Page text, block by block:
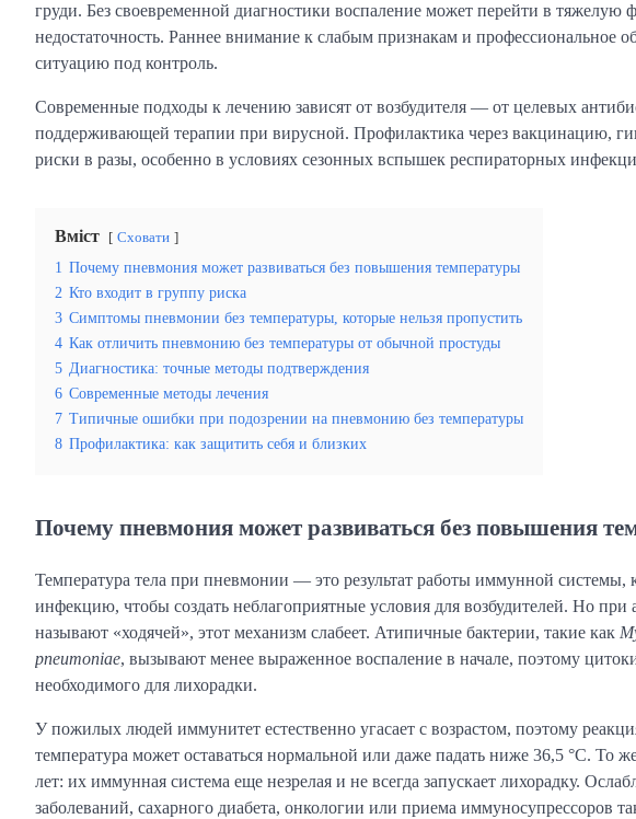
груди. Без своевременной диагностики воспаление может перейти в
недостаточность. Раннее внимание к слабым признакам и профессиональное
ситуацию под контроль.
Современные подходы к лечению зависят от возбудителя — от целевых
поддерживающей терапии при вирусной. Профилактика через вакцинацию,
риски в разы, особенно в условиях сезонных вспышек респираторных
Вміст Сховати
1 Почему пневмония может развиваться без повышения температуры
2 Кто входит в группу риска
3 Симптомы пневмонии без температуры, которые нельзя пропустить
4 Как отличить пневмонию без температуры от обычной простуды
5 Диагностика: точные методы подтверждения
6 Современные методы лечения
7 Типичные ошибки при подозрении на пневмонию без температуры
8 Профилактика: как защитить себя и близких
Почему пневмония может развиваться без повышения
Температура тела при пневмонии — это результат работы иммунной системы,
инфекцию, чтобы создать неблагоприятные условия для возбудителей. Но
называют «ходячей», этот механизм слабеет. Атипичные бактерии, такие как
pneumoniae, вызывают менее выраженное воспаление в начале, поэтому
необходимого для лихорадки.
У пожилых людей иммунитет естественно угасает с возрастом, поэтому
температура может оставаться нормальной или даже падать ниже 36,5 °C. То
лет: их иммунная система еще незрелая и не всегда запускает лихорадку.
заболеваний, сахарного диабета, онкологии или приема иммуносупрессоров